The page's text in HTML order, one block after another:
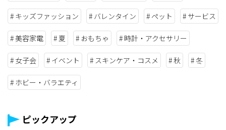
ピックアップ
キッズファッション バレンタイン ペット サービス
美容家電 夏 おもちゃ 時計・アクセサリー
女子会 イベント スキンケア・コスメ 秋 冬
ホビー・バラエティ